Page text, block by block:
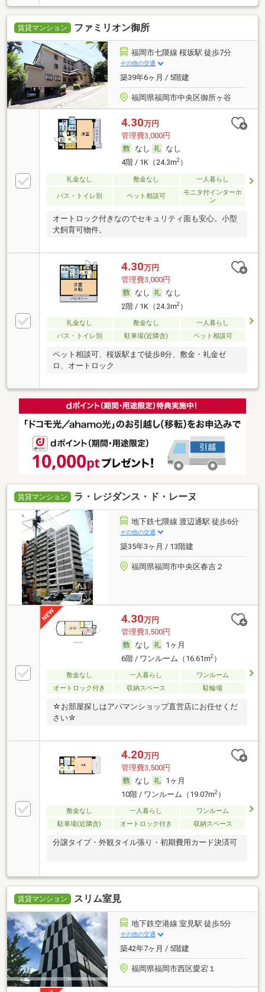
賃貸マンション ファミリオン御所
福岡市七隈線 桜坂駅 徒歩7分
その他の交通
築39年6ヶ月 / 5階建
福岡県福岡市中央区御所ヶ谷
4.30万円
管理費3,000円
なし
なし
4階 / 1K（24.3m2）
礼金なし 敷金なし 一人暮らし
バス・トイレ別 ペット相談可
モニタ付インターホ
ン
オートロック付きなのでセキュリティ面も安心。小型
犬飼育可物件。
4.30万円
管理費3,000円
なし
なし
2階 / 1K（24.3m2）
礼金なし 敷金なし
一人暮らし
バス・トイレ別
駐車場(近隣含) ペット相談可
ペット相談可、桜坂駅まで徒歩8分、敷金・礼金ゼ
ロ、オートロック
賃貸マンション ラ・レジダンス・ド・レーヌ
地下鉄七隈線 渡辺通駅 徒歩6分
その他の交通
築35年3ヶ月 / 13階建
福岡県福岡市中央区春吉２
4.30万円
管理費3,500円
なし
1ヶ月
6階 / ワンルーム（16.61m2）
敷金なし 一人暮らし
ワンルーム
オートロック付き
収納スペース 駐輪場
☆お部屋探しはアパマンショップ直営店にお任せくだ
さい☆
4.20万円
管理費3,500円
なし
1ヶ月
10階 / ワンルーム（19.07m2）
敷金なし 一人暮らし
ワンルーム
駐車場(近隣含)
オートロック付き 収納スペース
分譲タイプ・外観タイル張り・初期費用カード決済可
賃貸マンション スリム室見
地下鉄空港線 室見駅 徒歩5分
その他の交通
築42年7ヶ月 / 5階建
福岡県福岡市西区愛宕１